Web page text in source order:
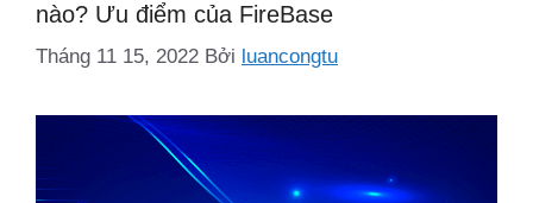
nào? Ưu điểm của FireBase
Tháng 11 15, 2022 Bởi luancongtu